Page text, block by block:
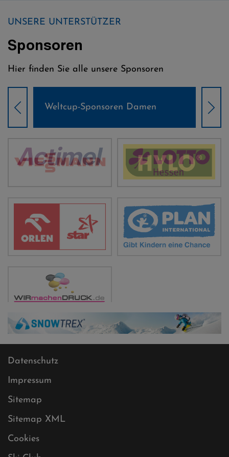
UNSERE UNTERSTÜTZER
Sponsoren
Hier finden Sie alle unsere Sponsoren
Weltcup-Sponsoren Damen
Datenschutz
Impressum
Sitemap
Sitemap XML